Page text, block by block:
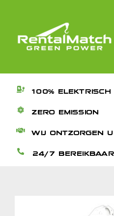
inhoud
100% ELEKTRISCH
ZERO EMISSION
WIJ ONTZORGEN U
24/7 BEREIKBAAR